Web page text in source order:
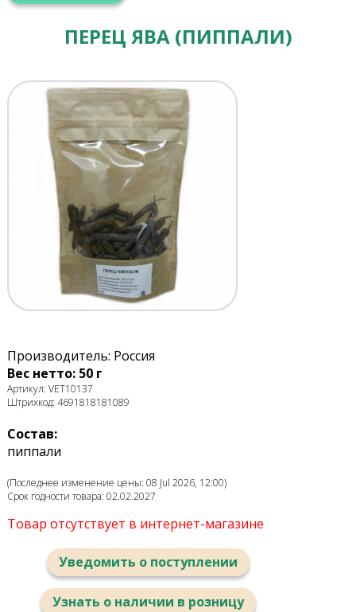
ПЕРЕЦ ЯВА (ПИППАЛИ)
Производитель: Россия
Вес нетто: 50 г
Артикул: VET10137
Штрихкод: 4691818181089
Состав:
пиппали
(Последнее изменение цены: 08 Jul 2026, 12:00)
Срок годности товара: 02.02.2027
Товар отсутствует в интернет-магазине
Уведомить о поступлении
Узнать о наличии в розницу